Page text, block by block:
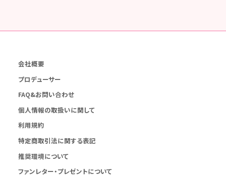
会社概要
プロデューサー
FAQ&お問い合わせ
個人情報の取扱いに関して
利用規約
特定商取引法に関する表記
推奨環境について
ファンレター・プレゼントについて